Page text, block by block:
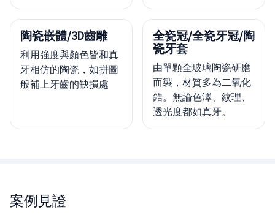
陶瓷嵌體/3D齒雕
利用強度與顏色皆和真
牙相仿的陶瓷，如拼圖
般補上牙齒的缺損處
全瓷冠/全瓷牙冠/陶
瓷牙套
由單顆全玻璃陶瓷研磨
而製，材質多為二氧化
鋯。無論色澤、紋理、
透光度都如真牙。
案例見證